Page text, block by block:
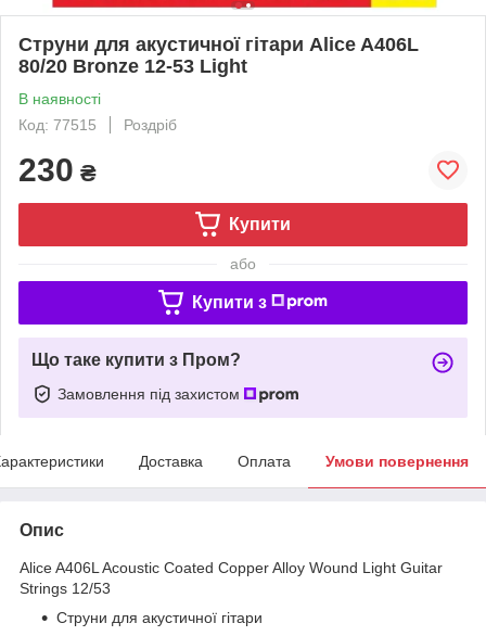
Струни для акустичної гітари Alice A406L
80/20 Bronze 12-53 Light
В наявності
Код: 77515
Роздріб
230 ₴
Купити
або
Купити з
Що таке купити з Пром?
Замовлення під захистом
Доставка Оплата Умови повернення
Опис
Alice A406L Acoustic Coated Copper Alloy Wound Light Guitar
Strings 12/53
Струни для акустичної гітари